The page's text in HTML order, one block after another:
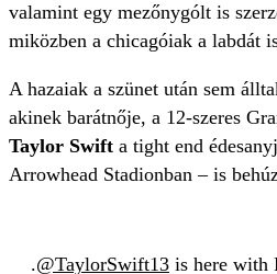
valamint egy mezőnygólt is
miközben a chicagóiak a labdát
A hazaiak a szünet után sem
akinek barátnője, a 12-szeres
Taylor Swift a tight end
Arrowhead Stadionban – is
.@TaylorSwift13 is here with